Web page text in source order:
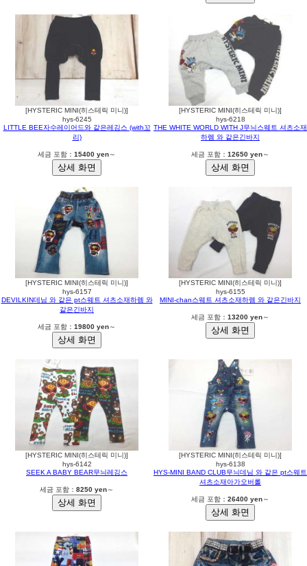
[HYSTERIC MINI(히스테릭 미니)]
hys-6245
LITTLE BEE자수레이어드와 같은레깅스 (with꼬
리)
세금 포함： 15400 yen～
[HYSTERIC MINI(히스테릭 미니)]
hys-6218
THE WHITE WORLD WITH J무늬스웨트 셔츠소재
하렘 와 같은긴바지
세금 포함： 12650 yen～
[HYSTERIC MINI(히스테릭 미니)]
hys-6157
DEVILKIN데님 와 같은 pt스웨트 셔츠소재하렘 와
같은긴바지
세금 포함： 19800 yen～
[HYSTERIC MINI(히스테릭 미니)]
hys-6155
MINI-chan스웨트 셔츠소재하렘 와 같은긴바지
세금 포함： 13200 yen～
[HYSTERIC MINI(히스테릭 미니)]
hys-6142
SEEK A BABY BEAR무늬레깅스
세금 포함： 8250 yen～
[HYSTERIC MINI(히스테릭 미니)]
hys-6138
HYS-MINI BAND CLUB무늬데님 와 같은 pt스웨트
셔츠소재아가오버롤
세금 포함： 26400 yen～